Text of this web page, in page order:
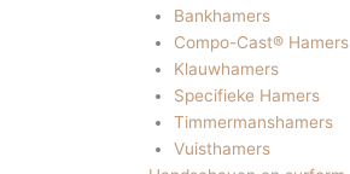
Bankhamers
Compo-Cast® Hamers
Klauwhamers
Specifieke Hamers
Timmermanshamers
Vuisthamers